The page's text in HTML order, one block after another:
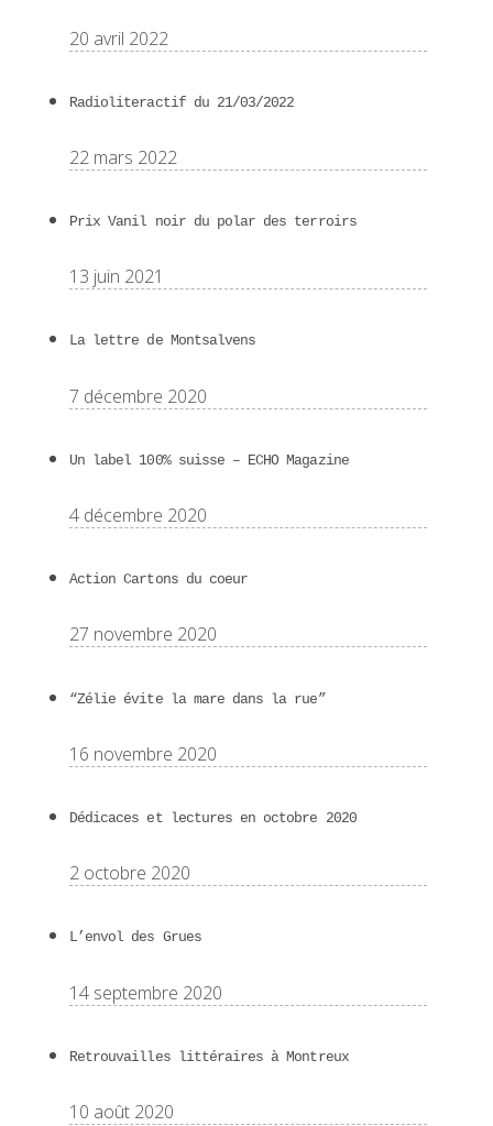
20 avril 2022
Radioliteractif du 21/03/2022
22 mars 2022
Prix Vanil noir du polar des terroirs
13 juin 2021
La lettre de Montsalvens
7 décembre 2020
Un label 100% suisse – ECHO Magazine
4 décembre 2020
Action Cartons du coeur
27 novembre 2020
“Zélie évite la mare dans la rue”
16 novembre 2020
Dédicaces et lectures en octobre 2020
2 octobre 2020
L’envol des Grues
14 septembre 2020
Retrouvailles littéraires à Montreux
10 août 2020